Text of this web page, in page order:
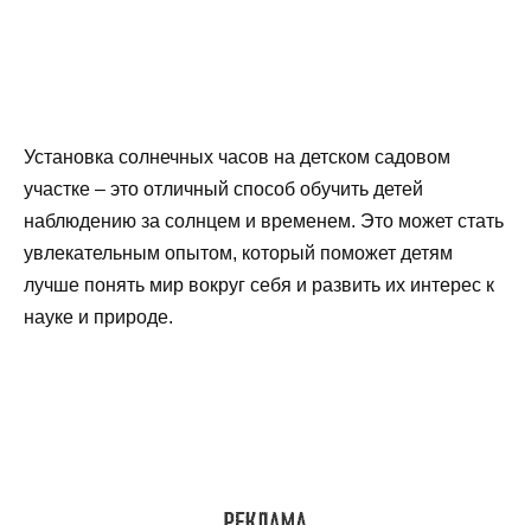
Установка солнечных часов на детском садовом
участке – это отличный способ обучить детей
наблюдению за солнцем и временем. Это может стать
увлекательным опытом, который поможет детям
лучше понять мир вокруг себя и развить их интерес к
науке и природе.